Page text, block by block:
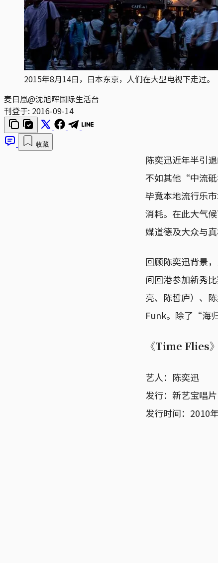
2015年8月14日，日本东京，人们在大型电视下走过。
麦日凰@沈旭晖国际生活台
刊登于: 2016-09-14
收藏
陈奕迅近年半引
不如其他“中流砥
毕竟本地流行乐
消耗。在此大气
媒道德及大众与真
回顾陈奕迅背景
间回港参加新秀
亮、陈哲庐）、
Funk。除了“海
《Time Flies》
艺人：陈奕迅
发行：新艺宝唱片
发行时间：2010